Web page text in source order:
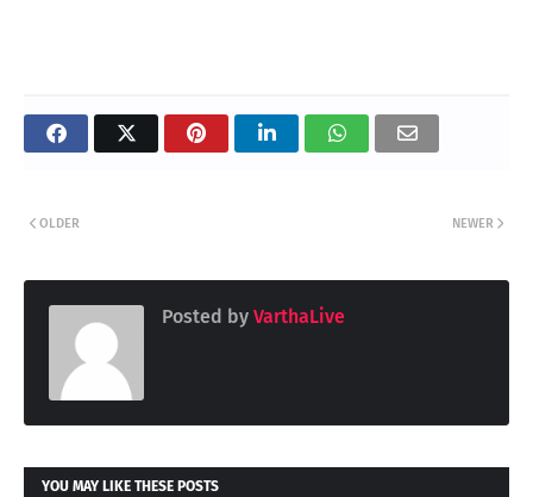
NEWER
OLDER
Posted by VarthaLive
YOU MAY LIKE THESE POSTS